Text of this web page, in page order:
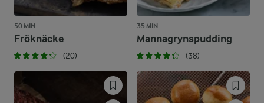
50 MIN
Fröknäcke
(20)
35 MIN
Mannagrynspudding
(38)